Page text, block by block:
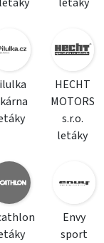
HECHT
MOTORS
s.r.o.
letáky
Envy
sport